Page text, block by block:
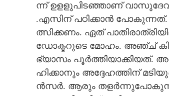
ന്ന് ഉ​ള​ളു​പി​ട​ഞ്ഞാ​ണ്
.എ​സി​ന് പ​ഠി​ക്കാ​ൻ​ പോ​കു​ന്ന​ത്.
ത്സി​ക്ക​ണം​. ഏ​ത്
ഡോ​ക്ട​റു​ടെ​ മോ​ഹം​. അ​ഞ്ച്
ഭ്യാ​സം​ പൂ​ർ​ത്തി​യാ​ക്കി​യ​ത്.
ഹി​ക്കാ​നും​ അ​ദ്ദേ​ഹ​ത്തി​ന്
ൻ​സ​ർ​. ആ​രും​ ത​ള​ർ​ന്നു​പോ​കു​ന്ന​